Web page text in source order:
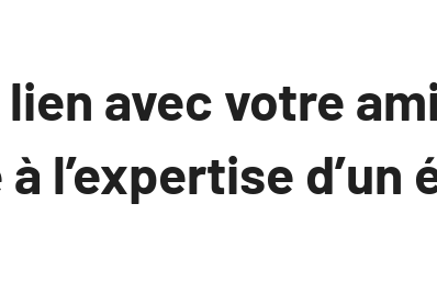
avec votre
l’expertise d’un